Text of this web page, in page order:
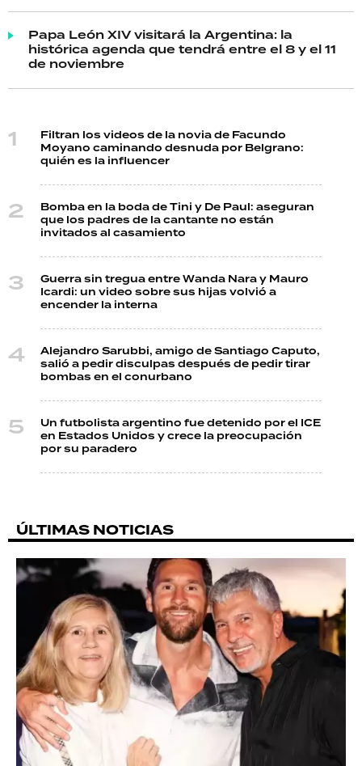
Papa León XIV visitará la Argentina: la
histórica agenda que tendrá entre el 8 y el 11
de noviembre
Filtran los videos de la novia de Facundo
Moyano caminando desnuda por Belgrano:
quién es la influencer
Bomba en la boda de Tini y De Paul: aseguran
que los padres de la cantante no están
invitados al casamiento
Guerra sin tregua entre Wanda Nara y Mauro
Icardi: un video sobre sus hijas volvió a
encender la interna
Alejandro Sarubbi, amigo de Santiago Caputo,
salió a pedir disculpas después de pedir tirar
bombas en el conurbano
Un futbolista argentino fue detenido por el ICE
en Estados Unidos y crece la preocupación
por su paradero
ÚLTIMAS NOTICIAS